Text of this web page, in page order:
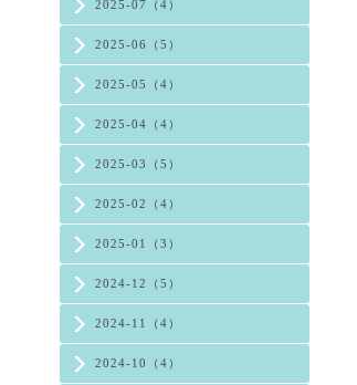
2025-07（4）
2025-06（5）
2025-05（4）
2025-04（4）
2025-03（5）
2025-02（4）
2025-01（3）
2024-12（5）
2024-11（4）
2024-10（4）